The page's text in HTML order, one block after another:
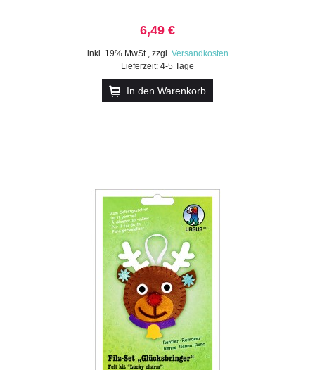
6,49 €
inkl. 19% MwSt., zzgl. Versandkosten
Lieferzeit: 4-5 Tage
In den Warenkorb